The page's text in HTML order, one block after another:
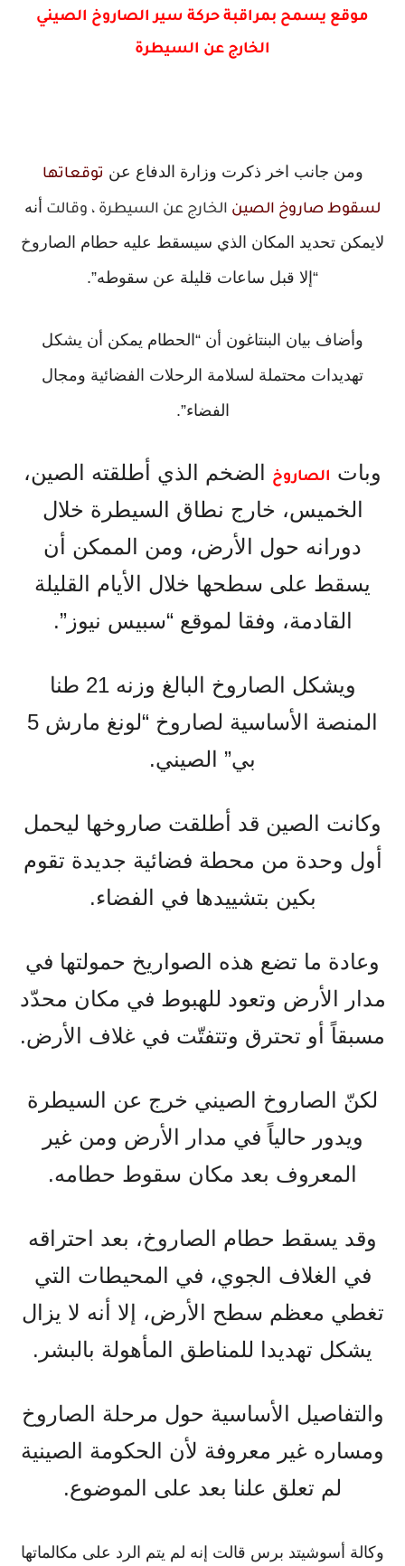
موقع يسمح بمراقبة حركة سير الصاروخ الصيني
الخارج عن السيطرة
ومن جانب اخر ذكرت وزارة الدفاع عن توقعاتها
لسقوط صاروخ الصين الخارج عن السيطرة ، وقالت
أنه
لايمكن تحديد المكان الذي سيسقط عليه حطام الصاروخ
“إلا قبل ساعات قليلة عن سقوطه”.
وأضاف بيان البنتاغون أن “الحطام يمكن أن يشكل
تهديدات محتملة لسلامة الرحلات الفضائية ومجال
الفضاء”.
وبات الصاروخ
الضخم الذي أطلقته الصين،
الخميس، خارج نطاق السيطرة خلال
دورانه حول الأرض، ومن الممكن أن
يسقط على سطحها خلال الأيام القليلة
القادمة، وفقا لموقع “سبيس نيوز”.
ويشكل الصاروخ البالغ وزنه 21 طنا
المنصة الأساسية لصاروخ “لونغ مارش 5
بي” الصيني.
وكانت الصين قد أطلقت صاروخها ليحمل
أول وحدة من محطة فضائية جديدة تقوم
بكين بتشييدها في الفضاء.
وعادة ما تضع هذه الصواريخ حمولتها في
مدار الأرض وتعود للهبوط في مكان محدّد
مسبقاً أو تحترق وتتفتّت في غلاف الأرض.
لكنّ الصاروخ الصيني خرج عن السيطرة
ويدور حالياً في مدار الأرض ومن غير
المعروف بعد مكان سقوط حطامه.
وقد يسقط حطام الصاروخ، بعد احتراقه
في الغلاف الجوي، في المحيطات التي
تغطي معظم سطح الأرض، إلا أنه لا يزال
يشكل تهديدا للمناطق المأهولة بالبشر.
والتفاصيل الأساسية حول مرحلة الصاروخ
ومساره غير معروفة لأن الحكومة الصينية
لم تعلق علنا بعد على الموضوع.
وكالة أسوشيتد برس قالت إنه لم يتم الرد على مكالماتها